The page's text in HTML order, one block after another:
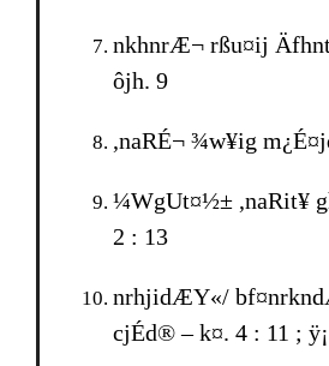
nkhnrÆ¬ rßu¤ij
ôjh. 9
,naRÉ¬ ¾w¥ig
¼WgUt¤½± ,naRit¥
2 : 13
nrhjidÆY«/
cjÉd® – k¤. 4 : 11 ;